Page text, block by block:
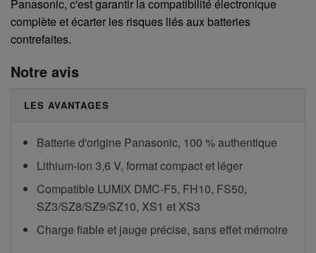
Panasonic, c'est garantir la compatibilité électronique
complète et écarter les risques liés aux batteries
contrefaites.
Notre avis
LES AVANTAGES
Batterie d'origine Panasonic, 100 % authentique
Lithium-ion 3,6 V, format compact et léger
Compatible LUMIX DMC-F5, FH10, FS50,
SZ3/SZ8/SZ9/SZ10, XS1 et XS3
Charge fiable et jauge précise, sans effet mémoire